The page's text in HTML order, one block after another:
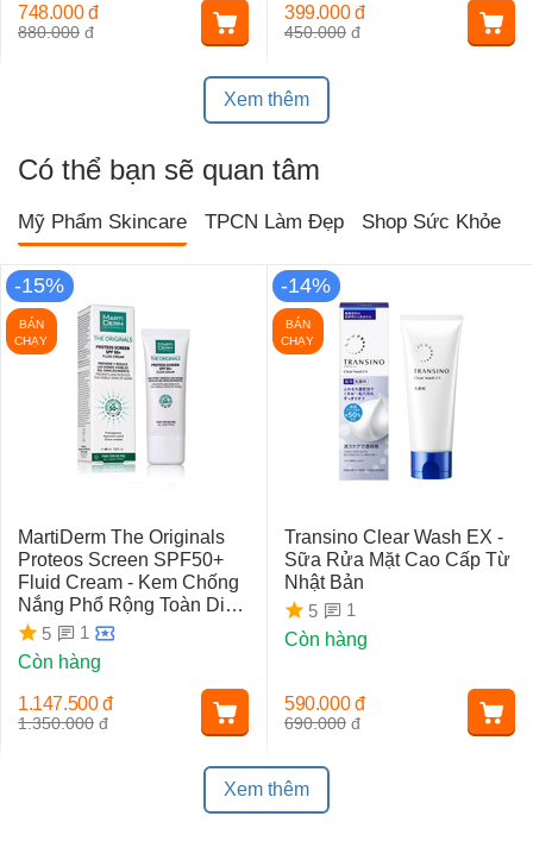
880.000 đ
748.000 đ
450.000 đ
399.000 đ
Xem thêm
Có thể bạn sẽ quan tâm
Mỹ Phẩm Skincare TPCN Làm Đẹp Shop Sức Khỏe
-15%
BÁN
CHẠY
MartiDerm The Originals
Proteos Screen SPF50+
Fluid Cream - Kem Chống
Nắng Phổ Rộng Toàn Diện
Ngừa Lão Hóa, Nám Da
5
1
Còn hàng
1.350.000 đ
1.147.500 đ
-14%
BÁN
CHẠY
Transino Clear Wash EX -
Sữa Rửa Mặt Cao Cấp Từ
Nhật Bản
5
1
Còn hàng
690.000 đ
590.000 đ
Xem thêm